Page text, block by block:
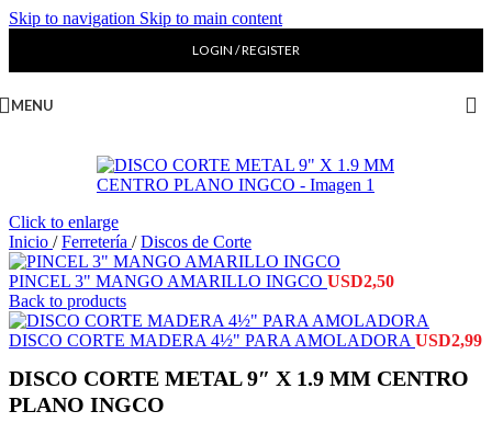
Skip to navigation Skip to main content
LOGIN / REGISTER
MENU
Click to enlarge
Inicio / Ferretería / Discos de Corte
PINCEL 3" MANGO AMARILLO INGCO USD2,50
Back to products
DISCO CORTE MADERA 4½" PARA AMOLADORA USD2,99
DISCO CORTE METAL 9″ X 1.9 MM CENTRO
PLANO INGCO